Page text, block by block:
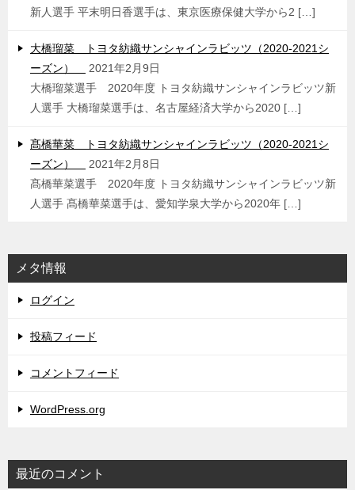
新人選手 平末明日香選手は、東京医療保健大学から2 […]
大橋瑠菜 トヨタ紡織サンシャインラビッツ（2020-2021シ
ーズン）
2021年2月9日
大橋瑠菜選手 2020年度 トヨタ紡織サンシャインラビッツ新
人選手 大橋瑠菜選手は、名古屋経済大学から2020 […]
髙橋華菜 トヨタ紡織サンシャインラビッツ（2020-2021シ
ーズン）
2021年2月8日
髙橋華菜選手 2020年度 トヨタ紡織サンシャインラビッツ新
人選手 髙橋華菜選手は、愛知学泉大学から2020年 […]
メタ情報
ログイン
投稿フィード
コメントフィード
WordPress.org
最近のコメント